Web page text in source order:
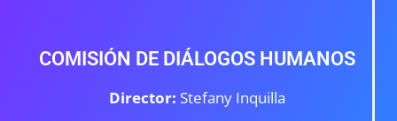
COMISIÓN DE DIÁLOGOS HUMANOS
Director: Stefany Inquilla